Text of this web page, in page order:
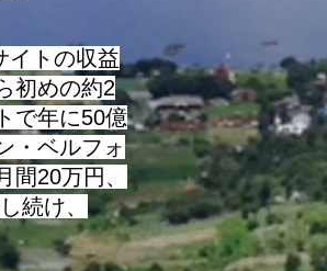
イトの収益
初めの約2
で年に50億
・ベルフォ
20万円、
続け、